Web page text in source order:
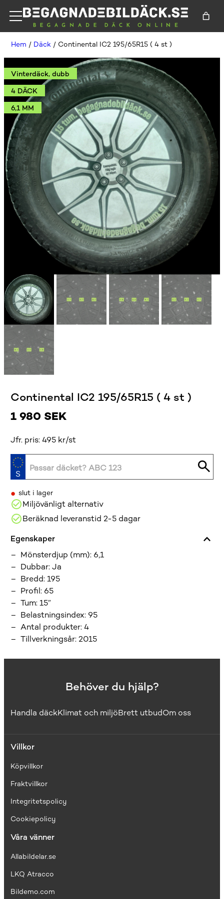
Hem / Däck / Continental IC2 195/65R15 ( 4 st )
Vinterdäck, dubb
4 DÄCK
6,1 MM
Continental IC2 195/65R15 ( 4 st )
1 980 SEK
Jfr. pris: 495 kr/st
• slut i lager
Miljövänligt alternativ
Beräknad leveranstid 2-5 dagar
Egenskaper
Mönsterdjup (mm): 6,1
Dubbar:Ja
Bredd:195
Profil: 65
Tum:15”
Belastningsindex: 95
Antal produkter:4
Tillverkningsår:2015
Behöver du hjälp?
Handla däckKlimat och miljöBrett utbudOm oss
Villkor
Köpvillkor
Fraktvillkor
Integritetspolicy
Cookiepolicy
Våra vänner
Allabildelar.se
LKQ Atracco
Bildemo.com